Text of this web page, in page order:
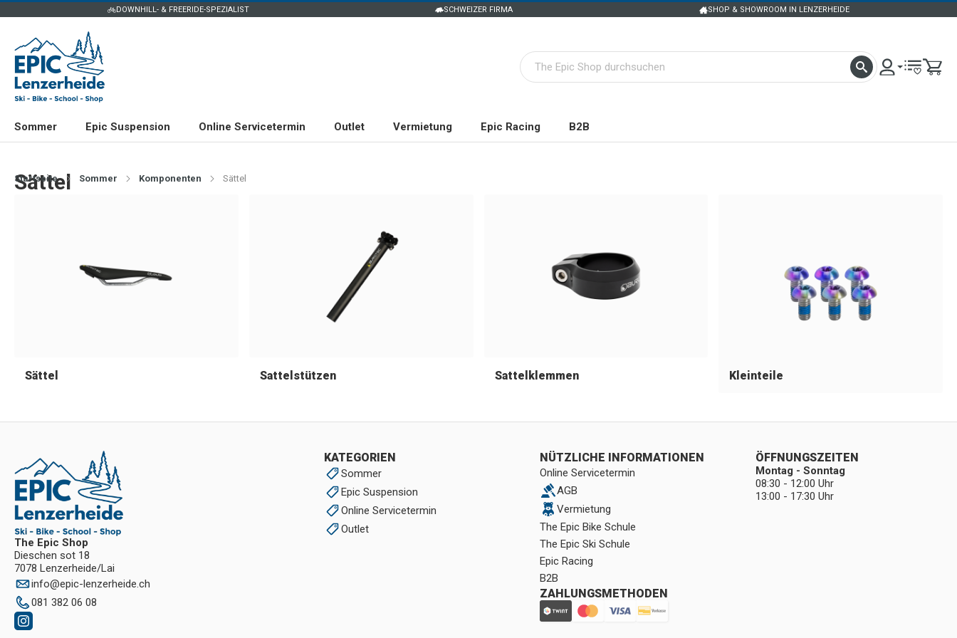
DOWNHILL- & FREERIDE-SPEZIALIST SCHWEIZER FIRMA SHOP & SHOWROOM IN LENZERHEIDE
Sommer Epic Suspension Online Servicetermin Outlet Vermietung Epic Racing B2B
Startseite Sommer Komponenten Sättel
Sättel
Sättel Sattelstützen Sattelklemmen Kleinteile
The Epic Shop
Dieschen sot 18
7078 Lenzerheide/Lai
info@epic-lenzerheide.ch
081 382 06 08
KATEGORIEN
Sommer
Epic Suspension
Online Servicetermin
Outlet
NÜTZLICHE INFORMATIONEN
Online Servicetermin
AGB
Vermietung
The Epic Bike Schule
The Epic Ski Schule
Epic Racing
B2B
ZAHLUNGSMETHODEN
ÖFFNUNGSZEITEN
Montag - Sonntag
08:30 - 12:00 Uhr
13:00 - 17:30 Uhr